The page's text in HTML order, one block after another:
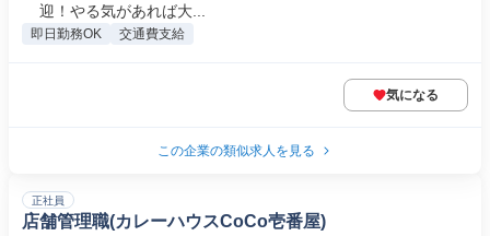
迎！やる気があれば大...
即日勤務OK 交通費支給
気になる
この企業の類似求人を見る
正社員
店舗管理職(カレーハウスCoCo壱番屋)